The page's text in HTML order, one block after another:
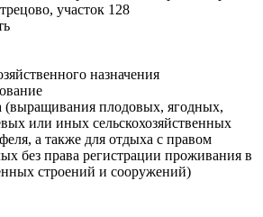
участок 128
назначения
(выращивания плодовых, ягодных,
или иных сельскохозяйственных
а также для отдыха с правом
без права регистрации проживания в
строений и сооружений)